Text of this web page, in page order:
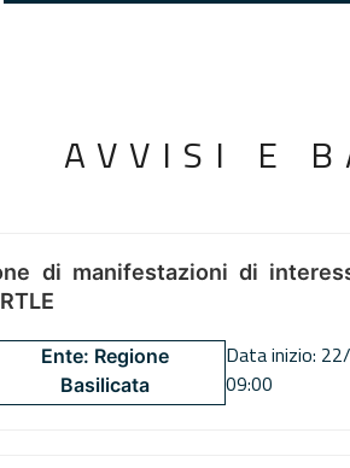
AVVISI E
di manifestazioni di
Ente: Regione
Basilicata
Data inizio:
09:00